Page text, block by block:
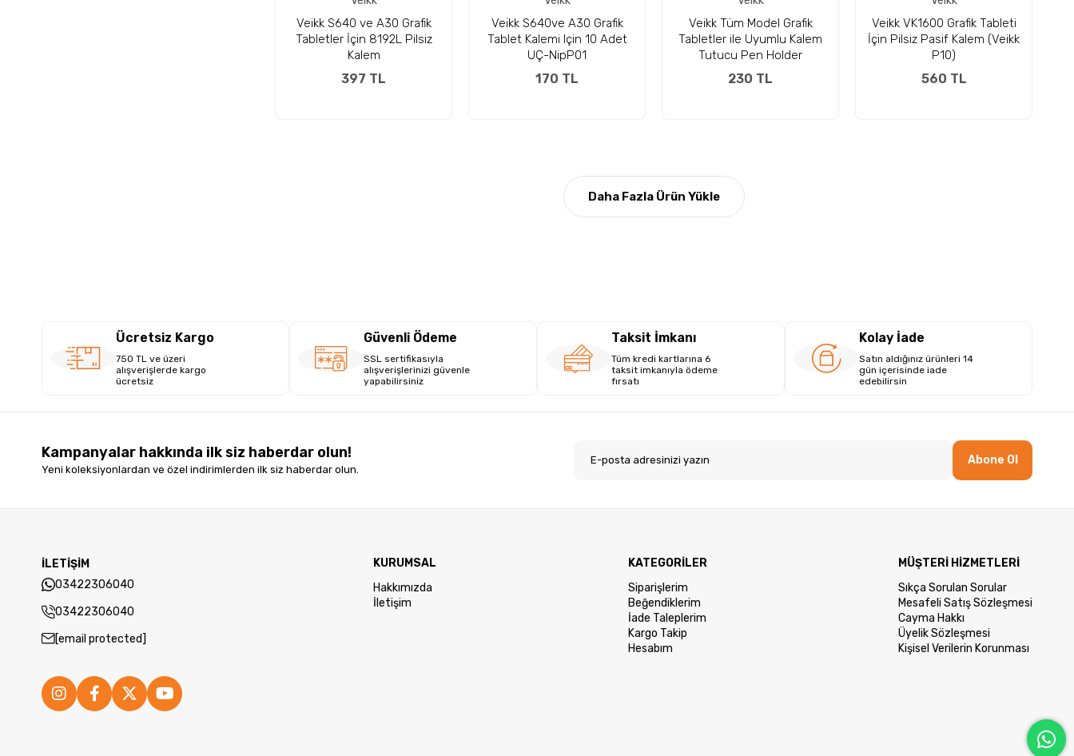
Veikk S640 ve A30 Grafik
Tabletler İçin 8192L Pilsiz
Kalem
397 TL
Veikk S640ve A30 Grafik
Tablet Kalemi Için 10 Adet
UÇ-NipP01
170 TL
Veikk Tüm Model Grafik
Tabletler ile Uyumlu Kalem
Tutucu Pen Holder
230 TL
Veikk VK1600 Grafik Tableti
İçin Pilsiz Pasif Kalem (Veikk
P10)
560 TL
Daha Fazla Ürün Yükle
Ücretsiz Kargo
750 TL ve üzeri
alışverişlerde kargo
ücretsiz
Güvenli Ödeme
SSL sertifikasıyla
alışverişlerinizi güvenle
yapabilirsiniz
Taksit İmkanı
Tüm kredi kartlarına 6
taksit imkanıyla ödeme
fırsatı
Kolay İade
Satın aldığınız ürünleri 14
gün içerisinde iade
edebilirsin
Kampanyalar hakkında ilk siz haberdar olun!
Yeni koleksiyonlardan ve özel indirimlerden ilk siz haberdar olun.
Abone Ol
İLETİŞİM
03422306040
03422306040
[email protected]
KURUMSAL
Hakkımızda
İletişim
KATEGORİLER
Siparişlerim
Beğendiklerim
İade Taleplerim
Kargo Takip
Hesabım
MÜŞTERİ HİZMETLERİ
Sıkça Sorulan Sorular
Mesafeli Satış Sözleşmesi
Cayma Hakkı
Üyelik Sözleşmesi
Kişisel Verilerin Korunması